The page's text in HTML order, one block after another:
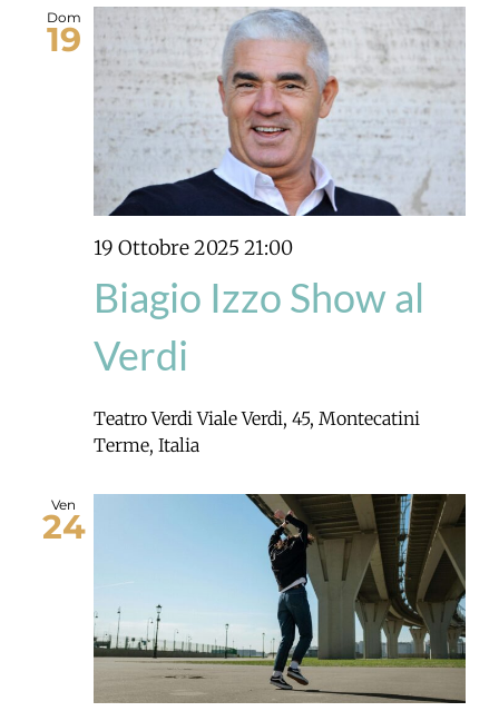
Dom
19
19 Ottobre 2025 21:00
Biagio Izzo Show al
Verdi
Teatro VerdiViale Verdi, 45, Montecatini
Terme, Italia
Ven
24